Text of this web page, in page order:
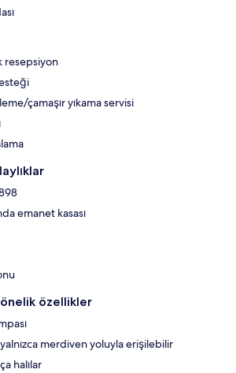
resepsiyon
çamaşır yıkama servisi
emanet kasası
özellikler
merdiven yoluyla erişilebilir
halılar